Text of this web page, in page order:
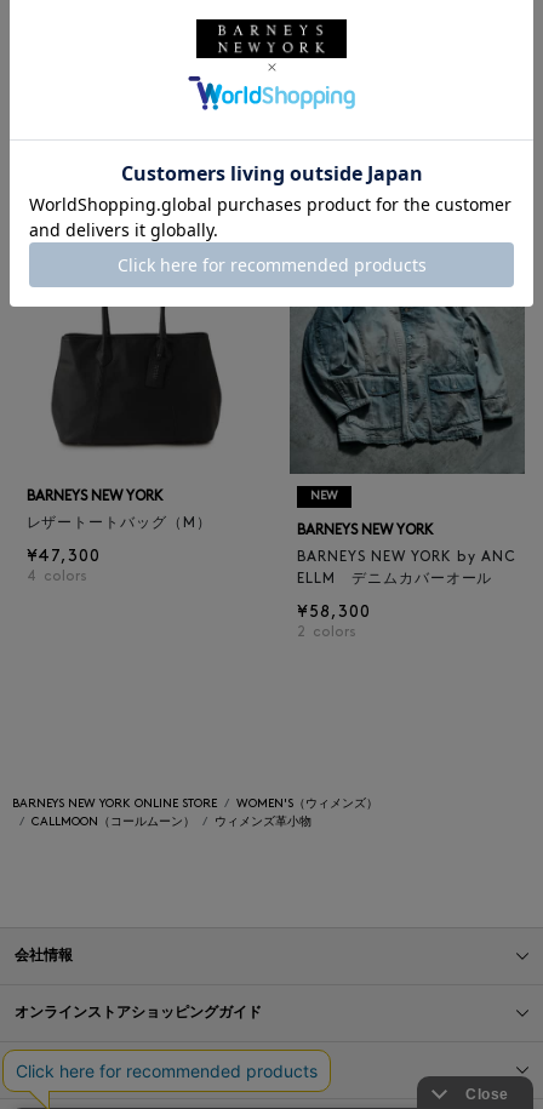
ELLM ホースレザーブルゾン
¥165,000
NEW
グ／ドット柄
¥6,600
BARNEYS NEW YORK
レザートートバッグ（M）
¥47,300
4 colors
NEW
BARNEYS NEW YORK
BARNEYS NEW YORK by ANC
ELLM デニムカバーオール
¥58,300
2 colors
BARNEYS NEW YORK ONLINE STORE
WOMEN'S（ウィメンズ）
CALLMOON（コールムーン）
ウィメンズ革小物
会社情報
オンラインストアショッピングガイド
店舗情報